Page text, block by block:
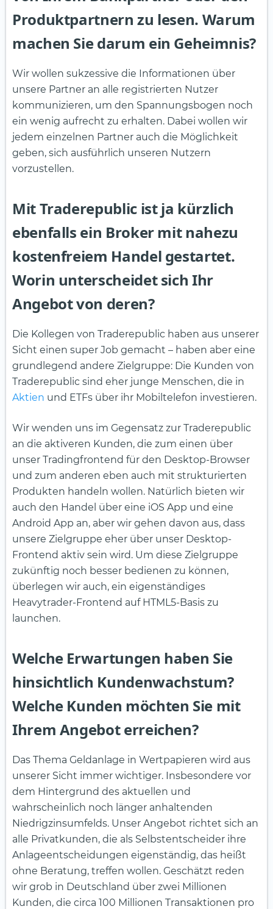
Produktpartnern zu lesen. Warum
machen Sie darum ein Geheimnis?
Wir wollen sukzessive die Informationen über
unsere Partner an alle registrierten Nutzer
kommunizieren, um den Spannungsbogen noch
ein wenig aufrecht zu erhalten. Dabei wollen wir
jedem einzelnen Partner auch die Möglichkeit
geben, sich ausführlich unseren Nutzern
vorzustellen.
Mit Traderepublic ist ja kürzlich
ebenfalls ein Broker mit nahezu
kostenfreiem Handel gestartet.
Worin unterscheidet sich Ihr
Angebot von deren?
Die Kollegen von Traderepublic haben aus unserer
Sicht einen super Job gemacht – haben aber eine
grundlegend andere Zielgruppe: Die Kunden von
Traderepublic sind eher junge Menschen, die in
Aktien und ETFs über ihr Mobiltelefon investieren.
Wir wenden uns im Gegensatz zur Traderepublic
an die aktiveren Kunden, die zum einen über
unser Tradingfrontend für den Desktop-Browser
und zum anderen eben auch mit strukturierten
Produkten handeln wollen. Natürlich bieten wir
auch den Handel über eine iOS App und eine
Android App an, aber wir gehen davon aus, dass
unsere Zielgruppe eher über unser Desktop-
Frontend aktiv sein wird. Um diese Zielgruppe
zukünftig noch besser bedienen zu können,
überlegen wir auch, ein eigenständiges
Heavytrader-Frontend auf HTML5-Basis zu
launchen.
Welche Erwartungen haben Sie
hinsichtlich Kundenwachstum?
Welche Kunden möchten Sie mit
Ihrem Angebot erreichen?
Das Thema Geldanlage in Wertpapieren wird aus
unserer Sicht immer wichtiger. Insbesondere vor
dem Hintergrund des aktuellen und
wahrscheinlich noch länger anhaltenden
Niedrigzinsumfelds. Unser Angebot richtet sich an
alle Privatkunden, die als Selbstentscheider ihre
Anlageentscheidungen eigenständig, das heißt
ohne Beratung, treffen wollen. Geschätzt reden
wir grob in Deutschland über zwei Millionen
Kunden, die circa 100 Millionen Transaktionen pro